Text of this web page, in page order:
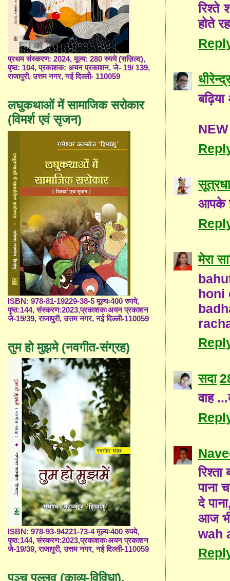
रिश्ते
होते
आपके
मेरा
honi
सदा
वाह
पाना
दे
आज
wah
प्रथम संस्करण: 2024, मूल्य: 280 रुपये (सज़िल्द),
पृष्ठ: 104, प्रकाशक: अयन प्रकाशन, जे- 19/ 139,
राजापुरी, उत्तम नगर, नई दिल्ली- 110059
लघुकथाओं में सामाजिक सरोकार
(विमर्श एवं सृजन)
ISBN: 978-81-19229-38-5 मूल्यः400 रुपये,
पृष्ठ:144, संस्करण:2023,प्रकाशकःअयन प्रकाशन
जे-19/39, राजापुरी, उत्तम नगर, नई दिल्ली-110059
तुम हो मुझमे (नवगीत-संग्रह)
ISBN: 978-93-94221-73-4 मूल्यः400 रुपये,
पृष्ठ:144, संस्करण:2023,प्रकाशकःअयन प्रकाशन
जे-19/39, राजापुरी, उत्तम नगर, नई दिल्ली-110059
पञ्च पल्लव (काव्य-विविधा),